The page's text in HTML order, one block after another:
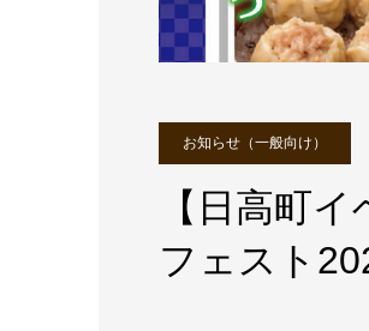
お知らせ（一般向け）
【日高町
フェスト